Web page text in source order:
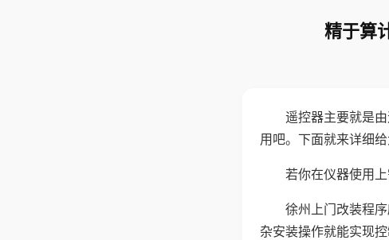
精于算
遥控器主要就是
用吧。下面就来详细
若你在仪器使用
徐州上门改装程
杂安装操作就能实现